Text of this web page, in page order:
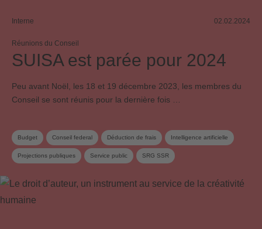
Interne 02.02.2024
Réunions du Conseil
SUISA est parée pour 2024
Peu avant Noël, les 18 et 19 décembre 2023, les membres du
Conseil se sont réunis pour la dernière fois …
Budget Conseil federal Déduction de frais Intelligence artificielle
Projections publiques Service public SRG SSR